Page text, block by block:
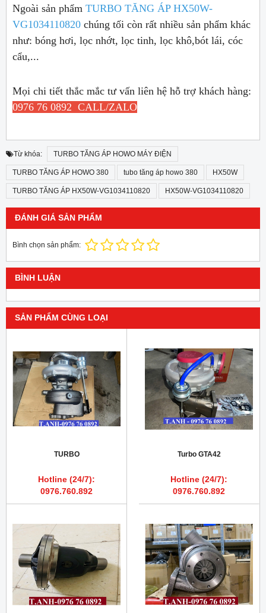
Ngoài sản phẩm TURBO TĂNG ÁP HX50W-
VG1034110820 chúng tối còn rất nhiều sản phẩm khác
như: bóng hơi, lọc nhớt, lọc tinh, lọc khô,bót lái, cóc
cẩu,...
Mọi chi tiết thắc mắc tư vấn liên hệ hỗ trợ khách hàng:
0976 76 0892 CALL/ZALO
Từ khóa: TURBO TĂNG ÁP HOWO MÁY ĐIỆN
TURBO TĂNG ÁP HOWO 380 tubo tăng áp howo 380 HX50W
TURBO TĂNG ÁP HX50W-VG1034110820 HX50W-VG1034110820
ĐÁNH GIÁ SẢN PHẨM
Bình chọn sản phẩm:
BÌNH LUẬN
SẢN PHẨM CÙNG LOẠI
TURBO
Hotline (24/7):
0976.760.892
Turbo GTA42
Hotline (24/7):
0976.760.892